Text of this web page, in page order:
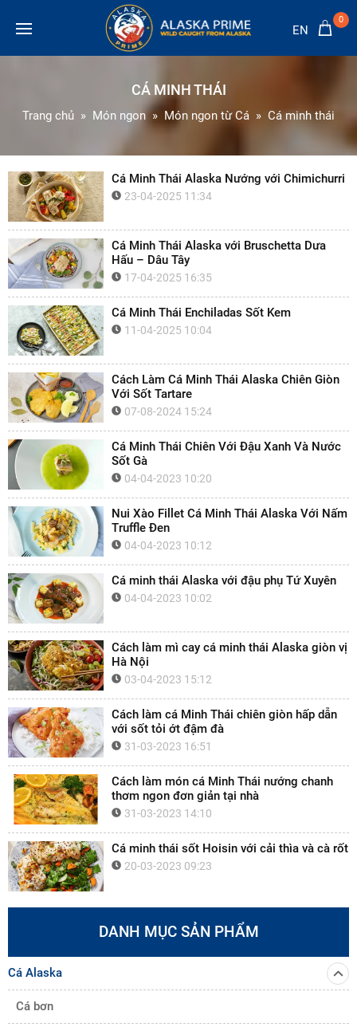
EN
0
CÁ MINH THÁI
Trang chủ Món ngon Món ngon từ Cá Cá minh thái
Cá Minh Thái Alaska Nướng với Chimichurri
23-04-2025 11:34
Cá Minh Thái Alaska với Bruschetta Dưa
Hấu – Dâu Tây
17-04-2025 16:35
Cá Minh Thái Enchiladas Sốt Kem
11-04-2025 10:04
Cách Làm Cá Minh Thái Alaska Chiên Giòn
Với Sốt Tartare
07-08-2024 15:24
Cá Minh Thái Chiên Với Đậu Xanh Và Nước
Sốt Gà
04-04-2023 10:20
Nui Xào Fillet Cá Minh Thái Alaska Với Nấm
Truffle Đen
04-04-2023 10:12
Cá minh thái Alaska với đậu phụ Tứ Xuyên
04-04-2023 10:02
Cách làm mì cay cá minh thái Alaska giòn vị
Hà Nội
03-04-2023 15:12
Cách làm cá Minh Thái chiên giòn hấp dẫn
với sốt tỏi ớt đậm đà
31-03-2023 16:51
Cách làm món cá Minh Thái nướng chanh
thơm ngon đơn giản tại nhà
31-03-2023 14:10
Cá minh thái sốt Hoisin với cải thìa và cà rốt
20-03-2023 09:23
DANH MỤC SẢN PHẨM
Cá Alaska
Cá bơn